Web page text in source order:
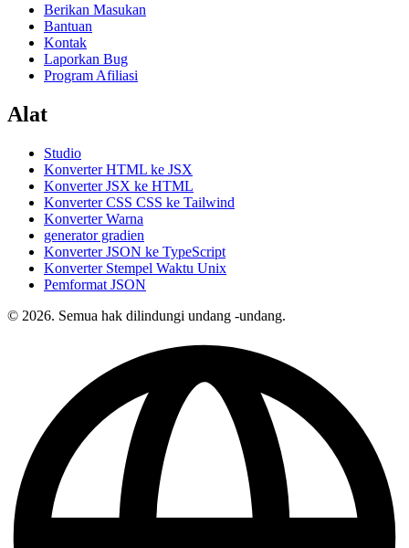
Berikan Masukan
Bantuan
Kontak
Laporkan Bug
Program Afiliasi
Alat
Studio
Konverter HTML ke JSX
Konverter JSX ke HTML
Konverter CSS CSS ke Tailwind
Konverter Warna
generator gradien
Konverter JSON ke TypeScript
Konverter Stempel Waktu Unix
Pemformat JSON
© 2026. Semua hak dilindungi undang -undang.